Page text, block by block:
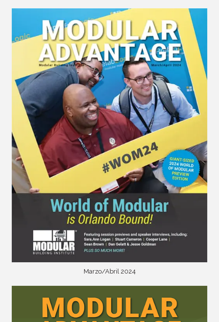
Marzo/Abril 2024